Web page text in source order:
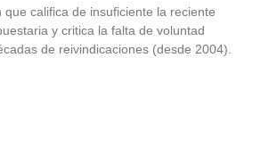
califica de insuficiente la reciente
y critica la falta de voluntad
de reivindicaciones (desde 2004).